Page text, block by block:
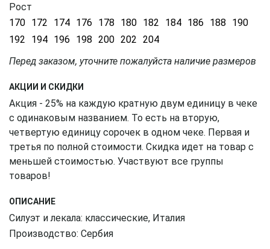
Рост
170 172 174 176 178 180 182 184 186 188 190
192
194 196 198 200 202 204
Перед заказом, уточните пожалуйста наличие размеров
АКЦИИ И СКИДКИ
Акция - 25% на каждую кратную двум единицу в чеке
с одинаковым названием. То есть на вторую,
четвертую единицу сорочек в одном чеке. Первая и
третья по полной стоимости. Скидка идет на товар с
меньшей стоимостью. Участвуют все группы
товаров!
ОПИСАНИЕ
Силуэт и лекала: классические, Италия
Производство: Сербия